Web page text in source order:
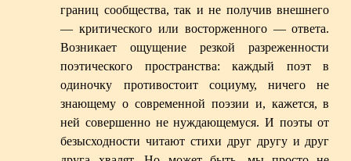
границ сообщества, так и не получив внешнего
— критического или восторженного — ответа.
Возникает ощущение резкой разреженности
поэтического пространства: каждый поэт в
одиночку противостоит социуму, ничего не
знающему о современной поэзии и, кажется, в
ней совершенно не нуждающемуся. И поэты от
безысходности читают стихи друг другу и друг